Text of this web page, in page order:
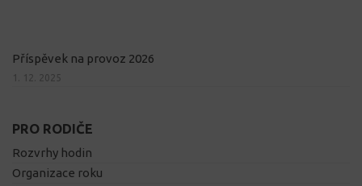
Příspěvek na provoz 2026
1. 12. 2025
PRO RODIČE
Rozvrhy hodin
Organizace roku